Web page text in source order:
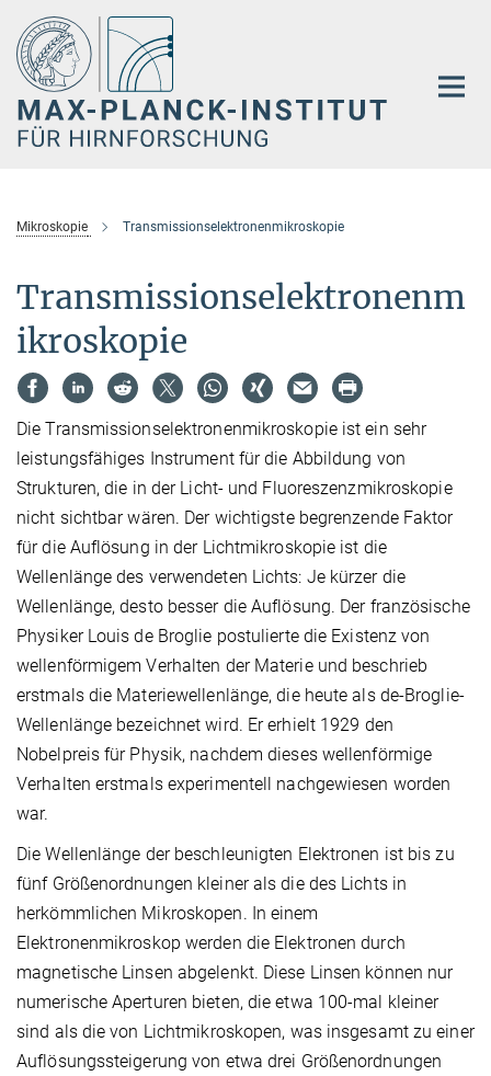
Hauptinhalt
Mikroskopie Transmissionselektronenmikroskopie
Transmissionselektronenm
ikroskopie
Die Transmissionselektronenmikroskopie ist ein sehr
leistungsfähiges Instrument für die Abbildung von
Strukturen, die in der Licht- und Fluoreszenzmikroskopie
nicht sichtbar wären. Der wichtigste begrenzende Faktor
für die Auflösung in der Lichtmikroskopie ist die
Wellenlänge des verwendeten Lichts: Je kürzer die
Wellenlänge, desto besser die Auflösung. Der französische
Physiker Louis de Broglie postulierte die Existenz von
wellenförmigem Verhalten der Materie und beschrieb
erstmals die Materiewellenlänge, die heute als de-Broglie-
Wellenlänge bezeichnet wird. Er erhielt 1929 den
Nobelpreis für Physik, nachdem dieses wellenförmige
Verhalten erstmals experimentell nachgewiesen worden
war.
Die Wellenlänge der beschleunigten Elektronen ist bis zu
fünf Größenordnungen kleiner als die des Lichts in
herkömmlichen Mikroskopen. In einem
Elektronenmikroskop werden die Elektronen durch
magnetische Linsen abgelenkt. Diese Linsen können nur
numerische Aperturen bieten, die etwa 100-mal kleiner
sind als die von Lichtmikroskopen, was insgesamt zu einer
Auflösungssteigerung von etwa drei Größenordnungen